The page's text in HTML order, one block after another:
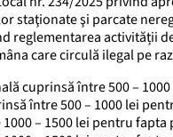
staţionate şi parcate
reglementarea activității
care circulă ilegal pe
cuprinsă între 500 –
între 500 – 1000 lei
– 1500 lei pentru